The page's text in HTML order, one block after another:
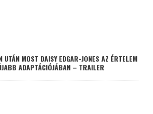
UTÁN MOST DAISY EDGAR-JONES AZ ÉRTELEM
ADAPTÁCIÓJÁBAN – TRAILER